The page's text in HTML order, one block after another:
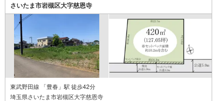
さいたま市岩槻区大字慈恩寺
東武野田線 「豊春」駅 徒歩42分
埼玉県さいたま市岩槻区大字慈恩寺